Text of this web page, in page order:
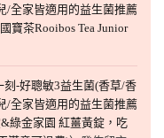
/全家皆適用的益生菌推薦
寶茶Rooibos Tea Junior
-好聰敏3益生菌(香草/香
/全家皆適用的益生菌推薦
綠金家園 紅薑黃錠，吃